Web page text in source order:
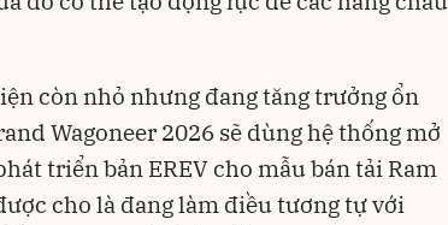
còn nhỏ nhưng đang tăng trưởng ổn
Wagoneer 2026 sẽ dùng hệ thống mở
triển bản EREV cho mẫu bán tải Ram
cho là đang làm điều tương tự với